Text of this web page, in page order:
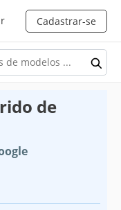
Cadastrar-se
de